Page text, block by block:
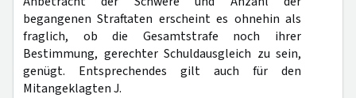
begangenen Straftaten erscheint es ohnehin als
fraglich, ob die Gesamtstrafe noch ihrer
Bestimmung, gerechter Schuldausgleich zu sein,
genügt. Entsprechendes gilt auch für den
Mitangeklagten J.